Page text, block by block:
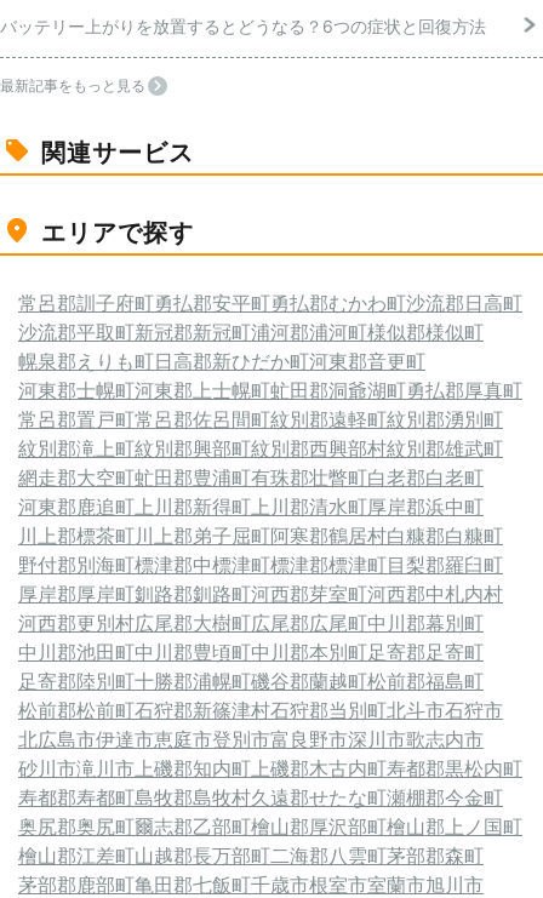
バッテリー上がりを放置するとどうなる？6つの症状と回復方法
最新記事をもっと見る
関連サービス
エリアで探す
常呂郡訓子府町勇払郡安平町勇払郡むかわ町沙流郡日高町
沙流郡平取町新冠郡新冠町浦河郡浦河町様似郡様似町
幌泉郡えりも町日高郡新ひだか町河東郡音更町
河東郡士幌町河東郡上士幌町虻田郡洞爺湖町勇払郡厚真町
常呂郡置戸町常呂郡佐呂間町紋別郡遠軽町紋別郡湧別町
紋別郡滝上町紋別郡興部町紋別郡西興部村紋別郡雄武町
網走郡大空町虻田郡豊浦町有珠郡壮瞥町白老郡白老町
河東郡鹿追町 上川郡新得町 上川郡清水町厚岸郡浜中町
川上郡標茶町川上郡弟子屈町阿寒郡鶴居村白糠郡白糠町
野付郡別海町標津郡中標津町標津郡標津町目梨郡羅臼町
厚岸郡厚岸町釧路郡釧路町河西郡芽室町河西郡中札内村
河西郡更別村広尾郡大樹町広尾郡広尾町中川郡幕別町
中川郡池田町中川郡豊頃町中川郡本別町足寄郡足寄町
足寄郡陸別町十勝郡浦幌町磯谷郡蘭越町松前郡福島町
松前郡松前町石狩郡新篠津村石狩郡当別町北斗市石狩市
北広島市伊達市恵庭市登別市富良野市深川市歌志内市
砂川市滝川市 上磯郡知内町 上磯郡木古内町寿都郡黒松内町
寿都郡寿都町島牧郡島牧村久遠郡せたな町瀬棚郡今金町
奥尻郡奥尻町爾志郡乙部町檜山郡厚沢部町檜山郡上ノ国町
檜山郡江差町山越郡長万部町二海郡八雲町茅部郡森町
茅部郡鹿部町亀田郡七飯町千歳市根室市室蘭市旭川市